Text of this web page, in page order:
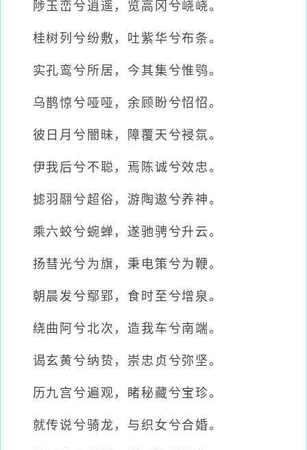
陟玉峦兮逍遥，览高冈兮峣峣。
桂树列兮纷敷，吐紫华兮布条。
实孔鸾兮所居，今其集兮惟鸮。
乌鹊惊兮哑哑，余顾盼兮怊怊。
彼日月兮闇昧，障覆天兮祲氛。
伊我后兮不聪，焉陈诚兮效忠。
摅羽翮兮超俗，游陶遨兮养神。
乘六蛟兮蜿蝉，遂驰骋兮升云。
扬彗光兮为旗，秉电策兮为鞭。
朝晨发兮鄢郢，食时至兮增泉。
绕曲阿兮北次，造我车兮南端。
谒玄黄兮纳贽，崇忠贞兮弥坚。
历九宫兮遍观，睹秘藏兮宝珍。
就传说兮骑龙，与织女兮合婚。